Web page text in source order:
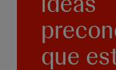
que